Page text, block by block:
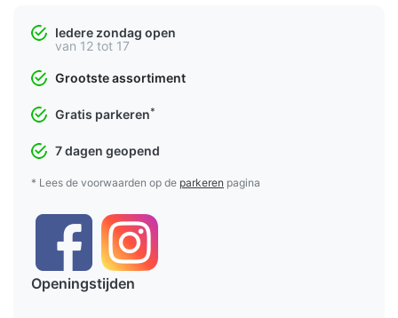
Iedere zondag open
van 12 tot 17
Grootste assortiment
Gratis parkeren*
7 dagen geopend
* Lees de voorwaarden op de parkeren pagina
Openingstijden